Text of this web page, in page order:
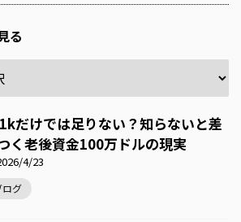
る
だけでは足りない？知らないと差
く老後資金100万ドルの現実
4/23
ログ